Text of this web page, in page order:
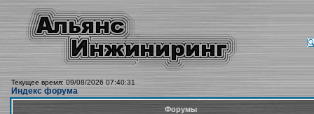
Текущее время: 09/08/2026 07:40:31
Индекс форума
Форумы